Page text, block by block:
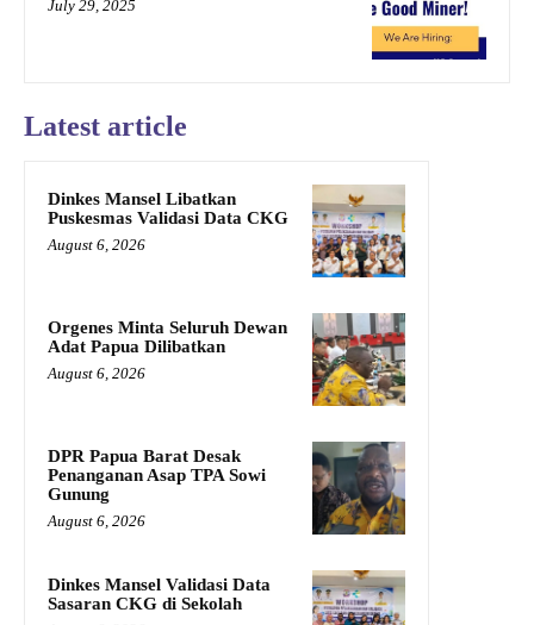
July 29, 2025
Latest article
Dinkes Mansel Libatkan
Puskesmas Validasi Data CKG
August 6, 2026
Orgenes Minta Seluruh Dewan
Adat Papua Dilibatkan
August 6, 2026
DPR Papua Barat Desak
Penanganan Asap TPA Sowi
Gunung
August 6, 2026
Dinkes Mansel Validasi Data
Sasaran CKG di Sekolah